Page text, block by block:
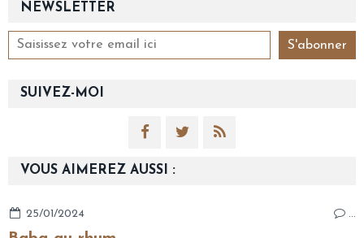
NEWSLETTER
SUIVEZ-MOI
VOUS AIMEREZ AUSSI :
25/01/2024 …